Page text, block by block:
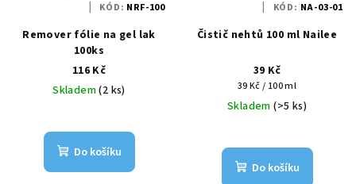
Remover fólie na gel lak
100ks
116 Kč
Skladem(2 ks)
Do košíku
KÓD: NRF-100
Čistič nehtů 100 ml Nailee
39 Kč
Měrná
cena:
39 Kč / 100 ml
Skladem(>5 ks)
Do košíku
KÓD: NA-03-01